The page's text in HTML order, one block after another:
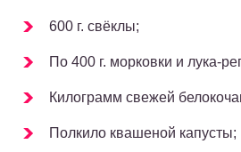
600 г. свёклы;
По 400 г. морковки и лука-
Килограмм свежей
Полкило квашеной капусты;